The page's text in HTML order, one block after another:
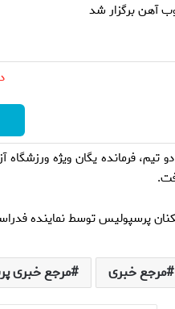
آهن برگزار شد
فرمانده یگان ویژه ورزشگاه
پرسپولیس توسط نماینده
مرجع خبری مرجع خبری